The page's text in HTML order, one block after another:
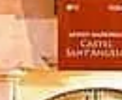
Trang web độc lập, không
chính thức.
Website castelsantangelo.org là
Castel Sant'Angelo.
Mọi thương hiệu và nhãn hiệu đã
tương ứng. Với các câu hỏi liên
tiếp nhà cung cấp vé. Liên hệ với
Liên kết nhanh